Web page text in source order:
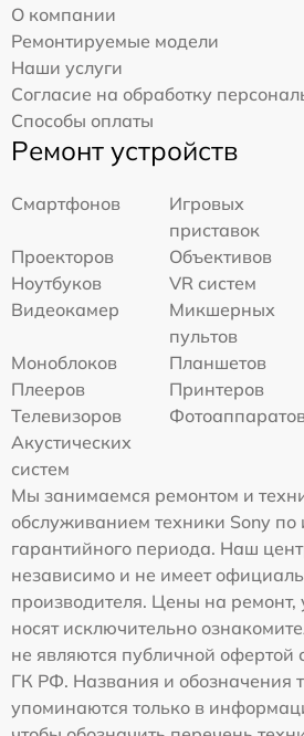
О компании
Ремонтируемые модели
Наши услуги
Согласие на обработку
Способы оплаты
Ремонт устройств
Смартфонов
Игровых
приставок
Проекторов
Объективов
Ноутбуков
VR систем
Видеокамер
Микшерных
пультов
Моноблоков
Планшетов
Плееров
Принтеров
Телевизоров
Акустических
систем
Мы занимаемся ремонтом и
обслуживанием техники Sony по
гарантийного периода. Наш
независимо и не имеет
производителя. Цены на ремонт,
носят исключительно
не являются публичной офертой
ГК РФ. Названия и обозначения
упоминаются только в